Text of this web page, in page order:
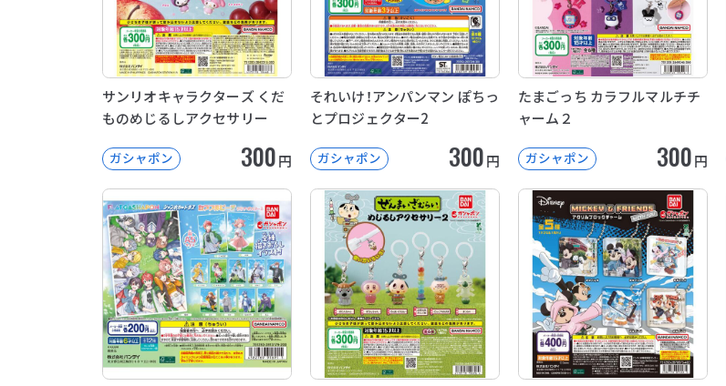
サンリオキャラクターズ くだ
ものめじるしアクセサリー
ガシャポン 300円
それいけ！アンパンマン ぽちっ
とプロジェクター2
ガシャポン 300円
たまごっち カラフルマルチチ
ャーム２
ガシャポン 300円